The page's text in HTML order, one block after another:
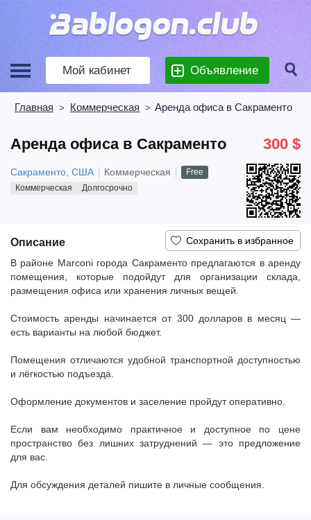
Мой кабинет Объявление
Главная > Коммерческая > Аренда офиса в Сакраменто
300 $
Аренда офиса в Сакраменто
Сакраменто, США Коммерческая
Free
Коммерческая
Долгосрочно
Описание
В районе Marconi города Сакраменто предлагаются в аренду
помещения, которые подойдут для организации склада,
размещения офиса или хранения личных вещей.
Стоимость аренды начинается от 300 долларов в месяц —
есть варианты на любой бюджет.
Помещения отличаются удобной транспортной доступностью
и лёгкостью подъезда.
Оформление документов и заселение пройдут оперативно.
Если вам необходимо практичное и доступное по цене
пространство без лишних затруднений — это предложение
для вас.
Для обсуждения деталей пишите в личные сообщения.